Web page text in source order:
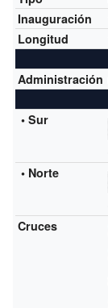
Inauguración
Longitud
Administración
• Sur
• Norte
Cruces